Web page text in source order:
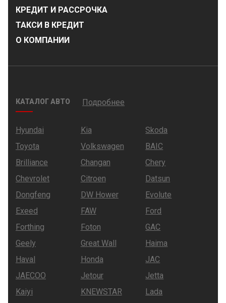
КРЕДИТ И РАССРОЧКА
ТАКСИ В КРЕДИТ
О КОМПАНИИ
КАТАЛОГ АВТО Подробнее
Hyundai Kia
Skoda
Toyota
Volkswagen
BAIC
Brilliance
Changan
Chery
Chevrolet
Citroen
Datsun
Dongfeng
DW Hower
Evolute
Exeed
FAW
Ford
Forthing
Foton
GAC
Geely
Great Wall
Haima
Haval
Honda
JAC
JAECOO
Jetour
Jetta
Kaiyi
KNEWSTAR
Lada